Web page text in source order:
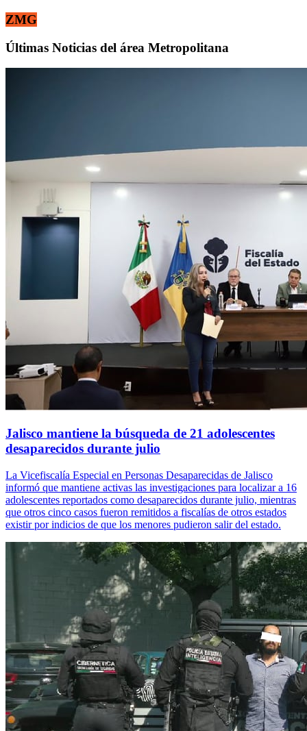
ZMG
Últimas Noticias del área Metropolitana
Jalisco mantiene la búsqueda de 21 adolescentes
desaparecidos durante julio
La Vicefiscalía Especial en Personas Desaparecidas de Jalisco
informó que mantiene activas las investigaciones para localizar a 16
adolescentes reportados como desaparecidos durante julio, mientras
que otros cinco casos fueron remitidos a fiscalías de otros estados
existir por indicios de que los menores pudieron salir del estado.